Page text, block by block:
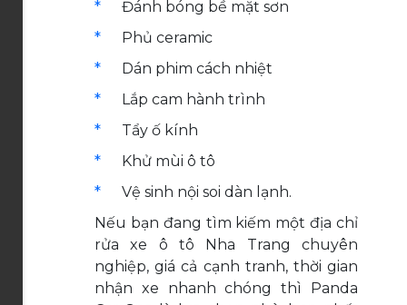
Đánh bóng bề mặt sơn
Phủ ceramic
Dán phim cách nhiệt
Lắp cam hành trình
Tẩy ố kính
Khử mùi ô tô
Vệ sinh nội soi dàn lạnh.
Nếu bạn đang tìm kiếm một địa chỉ
rửa xe ô tô Nha Trang chuyên
nghiệp, giá cả cạnh tranh, thời gian
nhận xe nhanh chóng thì Panda